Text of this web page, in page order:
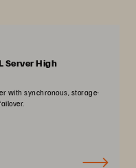
Server High
with synchronous, storage-